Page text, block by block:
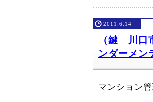
2011.6.14
（鍵 川口
ンダーメン
マンション